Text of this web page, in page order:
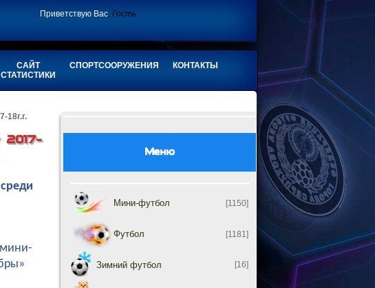
Приветствую Вас,Гость
САЙТ
СТАТИСТИКИ
СПОРТСООРУЖЕНИЯ КОНТАКТЫ
18г.г.
2017-
мини-
Меню
Мини-футбол [1150]
Футбол [1181]
Зимний футбол [16]